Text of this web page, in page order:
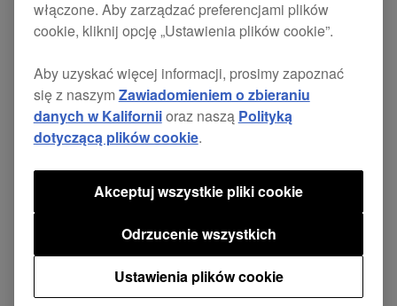
CDJ-3000
[NOWOŚĆ]
Łącznie można teraz podłączyć przez PRO
DJ LINK nawet 6 urządzeń CDJ-3000 i DJS-
1000.
* Zaktualizuj firmware CDJ-3000 i DJS-1000
do najnowszych wersji.
[NAPRAWIONO]
Licznik beatów był wyświetlany
włączone. Aby zarządzać preferencjami plików
cookie, kliknij opcję „Ustawienia plików cookie”.
Aby uzyskać więcej informacji, prosimy zapoznać
się z naszym Zawiadomieniem o zbieraniu
danych w Kaliforniioraz naszą Polityką
dotyczącą plików cookie.
Ustawienia plików cookie
Odrzucenie wszystkich
Akceptuj wszystkie pliki cookie